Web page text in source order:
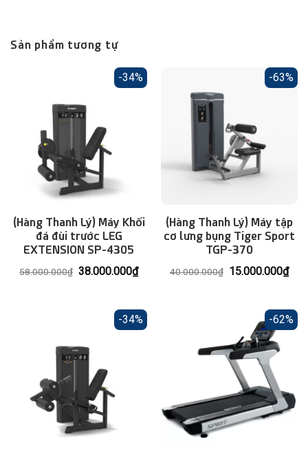
Sản phẩm tương tự
-34%
(Hàng Thanh Lý) Máy Khối
đá đùi trước LEG
EXTENSION SP-4305
58.000.000₫ Giá
38.000.000₫Giá
hiện
38.000.000₫.
-63%
(Hàng Thanh Lý) Máy tập
cơ lưng bụng Tiger Sport
TGP-370
40.000.000₫ Giá
15.000.000₫Giá
hiện
-34% -62%